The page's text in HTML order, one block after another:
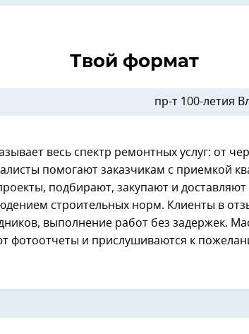
Твой формат
пр-т 100-летия
весь спектр ремонтных услуг: от
помогают заказчикам с приемкой
подбирают, закупают и
строительных норм. Клиенты в
выполнение работ без задержек.
фотоотчеты и прислушиваются к